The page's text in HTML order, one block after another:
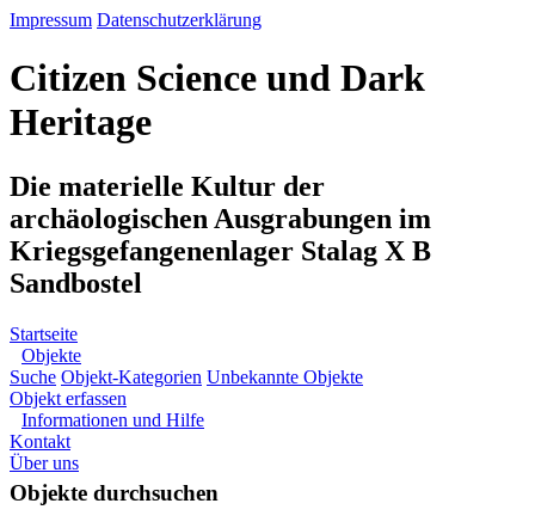
Impressum Datenschutzerklärung
Citizen Science und Dark
Heritage
Die materielle Kultur der
archäologischen Ausgrabungen im
Kriegsgefangenenlager Stalag X B
Sandbostel
Startseite
Objekte
Suche Objekt-Kategorien Unbekannte Objekte
Objekt erfassen
Informationen und Hilfe
Kontakt
Über uns
Objekte durchsuchen